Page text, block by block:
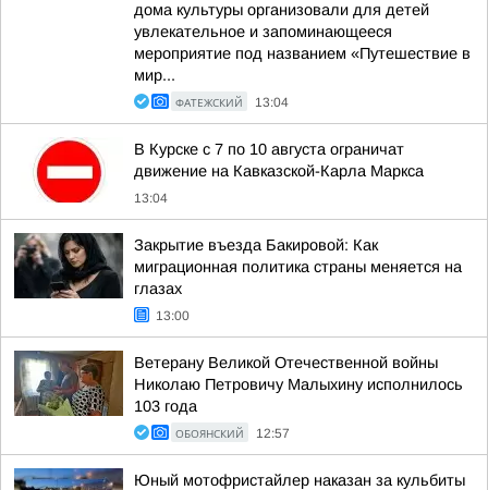
дома культуры организовали для детей
увлекательное и запоминающееся
мероприятие под названием «Путешествие в
мир...
ФАТЕЖСКИЙ 13:04
В Курске с 7 по 10 августа ограничат
движение на Кавказской-Карла Маркса
13:04
Закрытие въезда Бакировой: Как
миграционная политика страны меняется на
глазах
13:00
Ветерану Великой Отечественной войны
Николаю Петровичу Малыхину исполнилось
103 года
ОБОЯНСКИЙ 12:57
Юный мотофристайлер наказан за кульбиты